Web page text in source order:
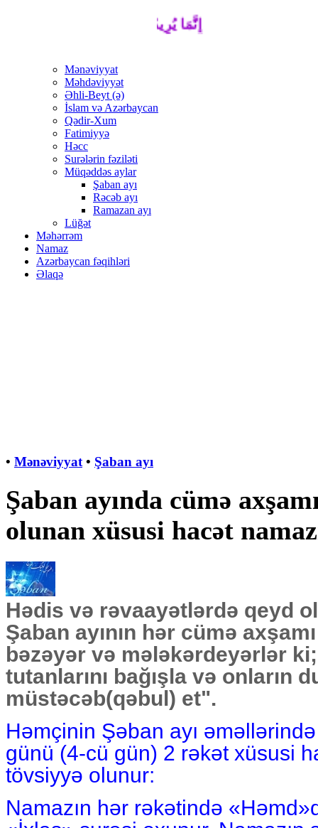
إِنَّمَا يُرِيدُ اللَّهُ لِيُذْهِبَ عَنْكُمُ
Mənəviyyat
Məhdəviyyət
Əhli-Beyt (ə)
İslam və Azərbaycan
Qədir-Xum
Fatimiyyə
Həcc
Surələrin fəziləti
Müqəddəs aylar
Şaban ayı
Rəcəb ayı
Ramazan ayı
Lüğət
Məhərrəm
Namaz
Azərbaycan fəqihləri
Əlaqə
• Mənəviyyat • Şaban ayı
Şaban ayında cümə
olunan xüsusi hacət
Hədis və rəvaayətlərdə qeyd
Şaban ayının hər cümə
bəzəyər və mələkərdeyərlər
tutanlarını bağışla və onların
müstəcəb(qəbul) et".
Həmçinin Şəban ayı
günü (4-cü gün) 2 rəkət xüsusi
tövsiyyə olunur:
Namazın hər rəkətində